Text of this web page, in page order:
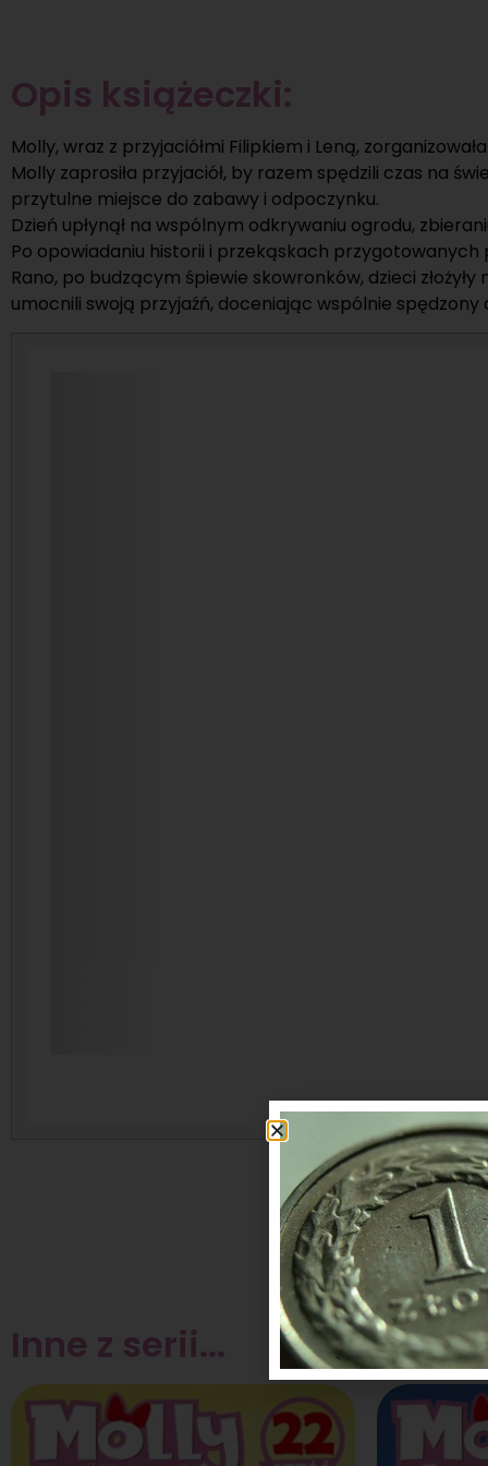
Opis książeczki:
Molly, wraz z przyjaciółmi Filipkiem i Leną,
Molly zaprosiła przyjaciół, by razem spędzili czas na
przytulne miejsce do zabawy i odpoczynku.
Dzień upłynął na wspólnym odkrywaniu ogrodu,
Po opowiadaniu historii i przekąskach przygotowanych
Rano, po budzącym śpiewie skowronków, dzieci
umocnili swoją przyjaźń, doceniając wspólnie
Inne z serii...